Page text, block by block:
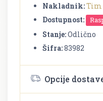
Nakladnik:Tim
Dostupnost:
Stanje:Odlično
Šifra:83982
Opcije